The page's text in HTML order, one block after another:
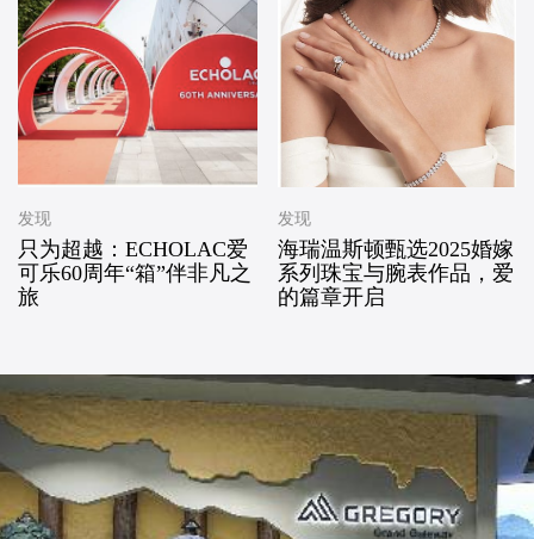
发现
只为超越：ECHOLAC爱
可乐60周年“箱”伴非凡之
旅
发现
海瑞温斯顿甄选2025婚嫁
系列珠宝与腕表作品，爱
的篇章开启